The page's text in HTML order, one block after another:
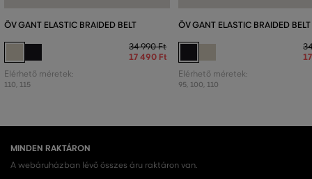
ÖV GANT ELASTIC BRAIDED BELT
34 990 Ft
17 490 Ft
Elérhető méretek:
110, 115
ÖV GANT ELASTIC BRAIDED BELT
Elérhető méretek:
95, 100, 110
MINDEN RAKTÁRON
A webáruházban lévő összes áru raktáron van.